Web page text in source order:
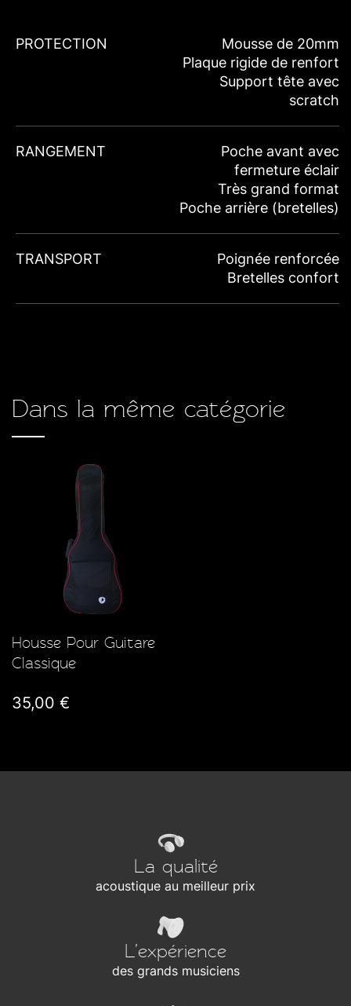
PROTECTION
Mousse de 20mm
Plaque rigide de renfort
Support tête avec
scratch
RANGEMENT
Poche avant avec
fermeture éclair
Très grand format
Poche arrière (bretelles)
TRANSPORT
Poignée renforcée
Bretelles confort
Dans la même catégorie
Housse Pour Guitare
Classique
35,00 €
La qualité
acoustique au meilleur prix
L’expérience
des grands musiciens